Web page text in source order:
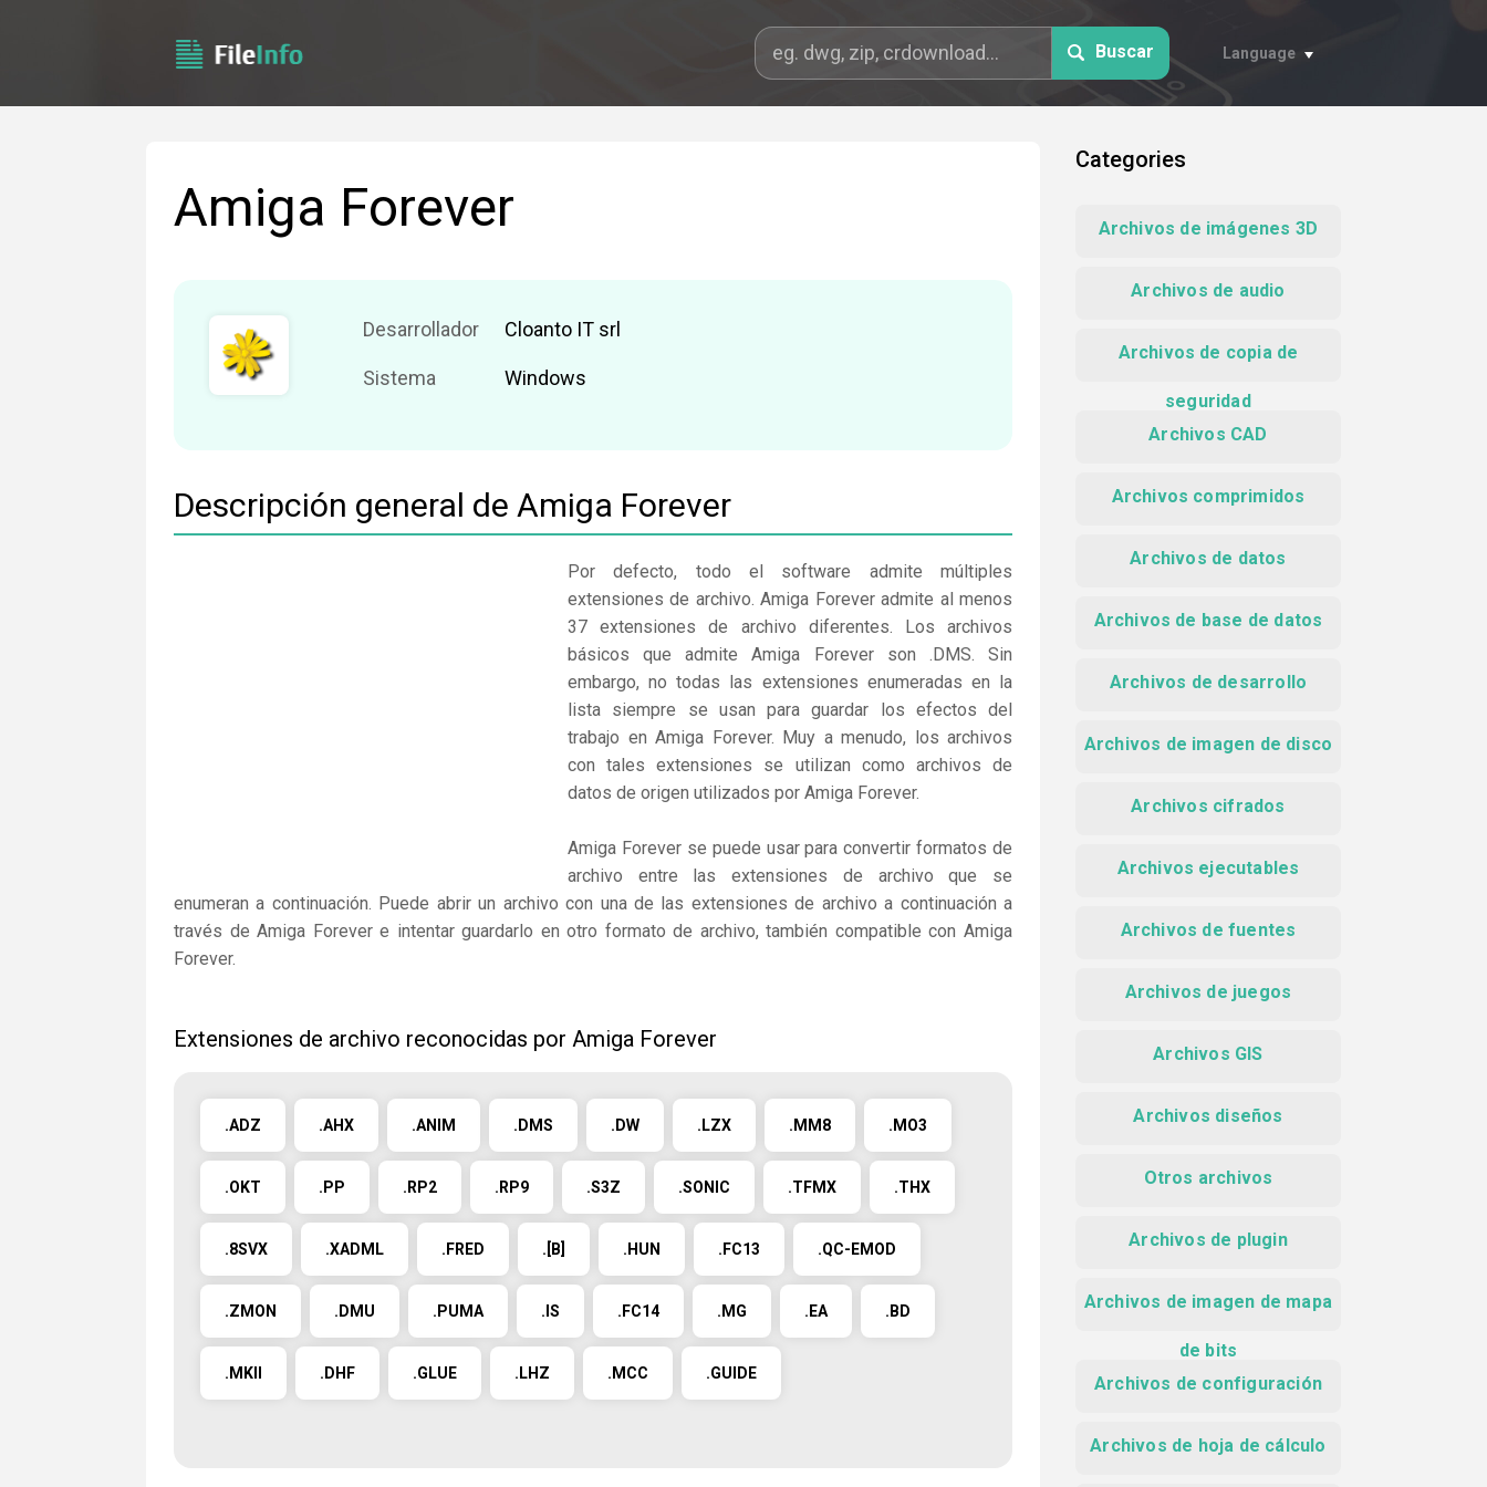
Buscar Language
Amiga Forever
Desarrollador Cloanto IT srl
Sistema Windows
Descripción general de Amiga Forever
Por defecto, todo el software admite múltiples
extensiones de archivo. Amiga Forever admite al menos
37 extensiones de archivo diferentes. Los archivos
básicos que admite Amiga Forever son .DMS. Sin
embargo, no todas las extensiones enumeradas en la
lista siempre se usan para guardar los efectos del
trabajo en Amiga Forever. Muy a menudo, los archivos
con tales extensiones se utilizan como archivos de
datos de origen utilizados por Amiga Forever.
Amiga Forever se puede usar para convertir formatos de
archivo entre las extensiones de archivo que se
enumeran a continuación. Puede abrir un archivo con una de las extensiones de archivo a continuación a
través de Amiga Forever e intentar guardarlo en otro formato de archivo, también compatible con Amiga
Forever.
Extensiones de archivo reconocidas por Amiga Forever
.ADZ .AHX .ANIM .DMS .DW .LZX .MM8 .MO3
.OKT .PP .RP2 .RP9 .S3Z .SONIC .TFMX .THX
.8SVX .XADML .FRED .[B] .HUN .FC13 .QC-EMOD
.ZMON .DMU .PUMA .IS .FC14 .MG .EA .BD
.MKII .DHF .GLUE .LHZ .MCC .GUIDE
Categories
Archivos de imágenes 3D
Archivos de audio
Archivos de copia de
seguridad
Archivos CAD
Archivos comprimidos
Archivos de datos
Archivos de base de datos
Archivos de desarrollo
Archivos de imagen de disco
Archivos cifrados
Archivos ejecutables
Archivos de fuentes
Archivos de juegos
Archivos GIS
Archivos diseños
Otros archivos
Archivos de plugin
Archivos de imagen de mapa
de bits
Archivos de configuración
Archivos de hoja de cálculo